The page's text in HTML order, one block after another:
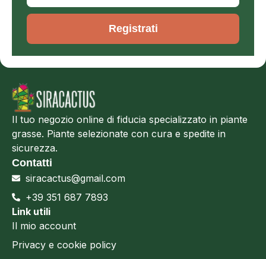
Registrati
Il tuo negozio online di fiducia specializzato in piante
grasse. Piante selezionate con cura e spedite in
sicurezza.
Contatti
siracactus@gmail.com
+39 351 687 7893
Link utili
Il mio account
Privacy e cookie policy